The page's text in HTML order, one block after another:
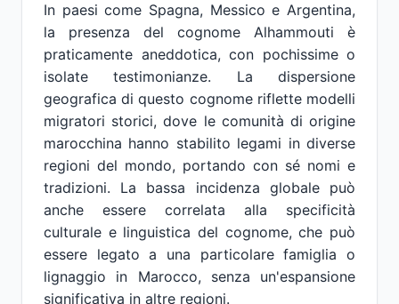
In paesi come Spagna, Messico e Argentina,
la presenza del cognome Alhammouti è
praticamente aneddotica, con pochissime o
isolate testimonianze. La dispersione
geografica di questo cognome riflette modelli
migratori storici, dove le comunità di origine
marocchina hanno stabilito legami in diverse
regioni del mondo, portando con sé nomi e
tradizioni. La bassa incidenza globale può
anche essere correlata alla specificità
culturale e linguistica del cognome, che può
essere legato a una particolare famiglia o
lignaggio in Marocco, senza un'espansione
significativa in altre regioni.